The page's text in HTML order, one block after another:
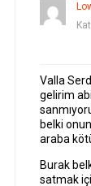
Valla
gelirim
belki
araba
Burak
satmak